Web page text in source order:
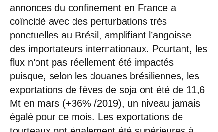
annonces du confinement en France a
coïncidé avec des perturbations très
ponctuelles au Brésil, amplifiant l’angoisse
des importateurs internationaux. Pourtant, les
flux n’ont pas réellement été impactés
puisque, selon les douanes brésiliennes, les
exportations de fèves de soja ont été de 11,6
Mt en mars (+36% /2019), un niveau jamais
égalé pour ce mois. Les exportations de